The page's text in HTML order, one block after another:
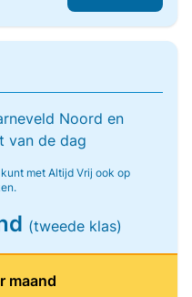
Noord en
van de dag
met Altijd Vrij ook op
(tweede klas)
maand